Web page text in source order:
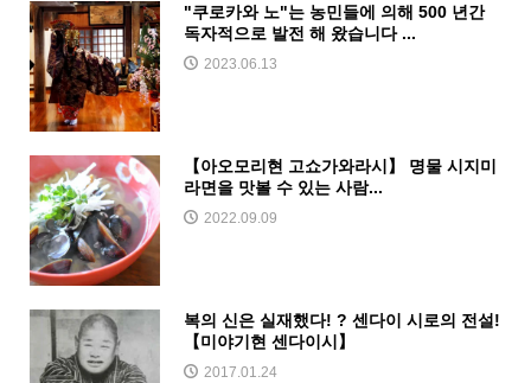
"쿠로카와 노"는 농민들에 의해 500 년간
독자적으로 발전 해 왔습니다 ...
2023.06.13
【아오모리현 고쇼가와라시】 명물 시지미
라면을 맛볼 수 있는 사람...
2022.09.09
복의 신은 실재했다! ? 센다이 시로의 전설!
【미야기현 센다이시】
2017.01.24